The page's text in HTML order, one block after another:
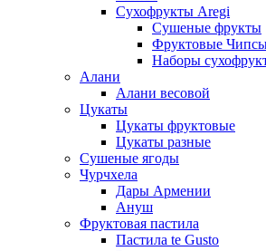
Сухофрукты Aregi
Сушеные фрукты
Фруктовые
Наборы
Алани
Алани весовой
Цукаты
Цукаты фруктовые
Цукаты разные
Сушеные ягоды
Чурчхела
Дары Армении
Ануш
Фруктовая пастила
Пастила te Gusto